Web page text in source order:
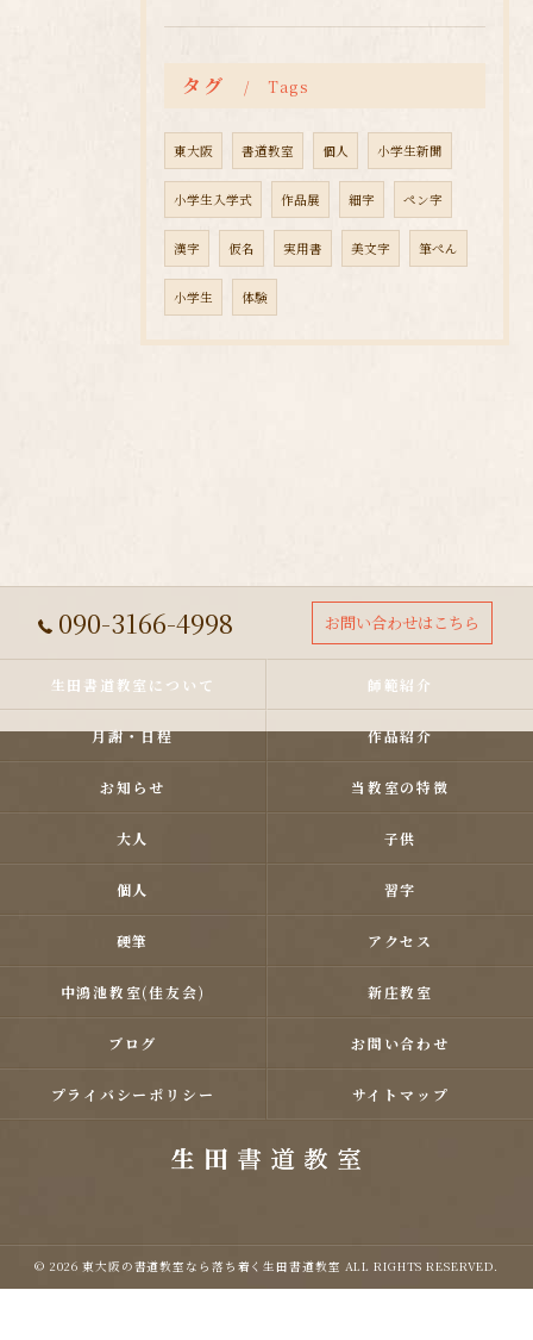
タグ Tags
東大阪 書道教室 個人 小学生新聞
小学生入学式 作品展 細字 ペン字
漢字 仮名 実用書 美文字 筆ぺん
小学生 体験
090-3166-4998 お問い合わせはこちら
生田書道教室について 師範紹介
月謝・日程 作品紹介
お知らせ 当教室の特徴
大人 子供
個人 習字
硬筆 アクセス
中鴻池教室(佳友会) 新庄教室
ブログ お問い合わせ
プライバシーポリシー サイトマップ
© 2026 東大阪の書道教室なら落ち着く生田書道教室 ALL RIGHTS RESERVED.